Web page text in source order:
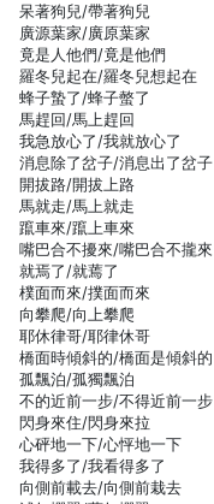
呆著狗兒/帶著狗兒
廣源葉家/廣原葉家
竟是人他們/竟是他們
羅冬兒起在/羅冬兒想起在
蜂子蟄了/蜂子螫了
馬趕回/馬上趕回
我急放心了/我就放心了
消息除了岔子/消息出了岔子
開拔路/開拔上路
馬就走/馬上就走
躥車來/躥上車來
嘴巴合不擾來/嘴巴合不攏來
就焉了/就蔫了
樸面而來/撲面而來
向攀爬/向上攀爬
耶休律哥/耶律休哥
橋面時傾斜的/橋面是傾斜的
孤飄泊/孤獨飄泊
不的近前一步/不得近前一步
閃身來住/閃身來拉
心砰地一下/心怦地一下
我得多了/我看得多了
向側前載去/向側前栽去